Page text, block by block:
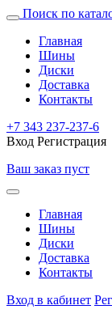
Поиск по
Главная
Шины
Диски
Доставка
Контакты
+7 343 237-237-6
Вход Регистрация
Ваш заказ пуст
Главная
Шины
Диски
Доставка
Контакты
Вход в кабинет